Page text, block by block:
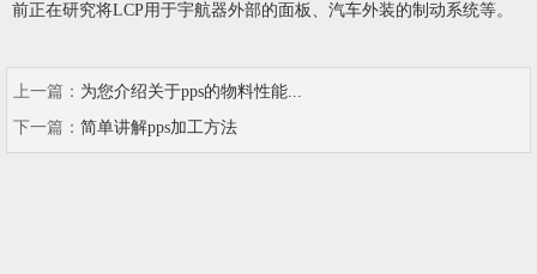
前正在研究将LCP用于宇航器外部的面板、汽车外装的制动系统等。
上一篇： 为您介绍关于pps的物料性能...
下一篇： 简单讲解pps加工方法